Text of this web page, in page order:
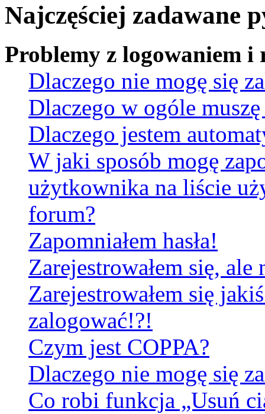
Najczęściej zadawane
Problemy z logowaniem i
Dlaczego nie mogę się
Dlaczego w ogóle
Dlaczego jestem
W jaki sposób mogę
użytkownika na liście
forum?
Zapomniałem hasła!
Zarejestrowałem się,
Zarejestrowałem się
zalogować!?!
Czym jest COPPA?
Dlaczego nie mogę się
Co robi funkcja „Usuń